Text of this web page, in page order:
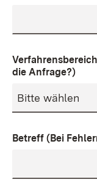
die Anfrage?)
Betreff (Bei